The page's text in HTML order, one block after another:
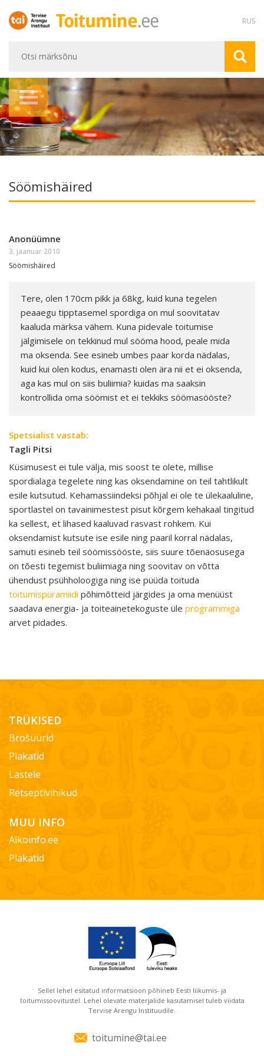
RUS
Söömishäired
Anonüümne
3. jaanuar 2010
Söömishäired
Tere, olen 170cm pikk ja 68kg, kuid kuna tegelen
peaaegu tipptasemel spordiga on mul soovitatav
kaaluda märksa vähem. Kuna pidevale toitumise
jälgimisele on tekkinud mul sööma hood, peale mida
ma oksenda. See esineb umbes paar korda nädalas,
kuid kui olen kodus, enamasti olen ära nii et ei oksenda,
aga kas mul on siis buliimia? kuidas ma saaksin
kontrollida oma söömist et ei tekkiks söömasööste?
Spetsialist vastab:
Tagli Pitsi
Küsimusest ei tule välja, mis soost te olete, millise
spordialaga tegelete ning kas oksendamine on teil tahtlikult
esile kutsutud. Kehamassiindeksi põhjal ei ole te ülekaaluline,
sportlastel on tavainimestest pisut kõrgem kehakaal tingitud
ka sellest, et lihased kaaluvad rasvast rohkem. Kui
oksendamist kutsute ise esile ning paaril korral nädalas,
samuti esineb teil söömissööste, siis suure tõenäosusega
on tõesti tegemist buliimiaga ning soovitav on võtta
ühendust psühholoogiga ning ise püüda toituda
toitumispüramiidi põhimõtteid järgides ja oma menüüst
saadava energia- ja toiteainetekoguste üle programmiga
arvet pidades.
TRÜKISED
Brošüürid
Plakatid
Lastele
Retseptivihikud
MUU INFO
Alkoinfo.ee
Plakatid
Sellel lehel esitatud informatsioon põhineb Eesti liikumis- ja
toitumissoovitustel. Lehel olevate materjalide kasutamisel tuleb viidata
Tervise Arengu Instituudile.
toitumine@tai.ee